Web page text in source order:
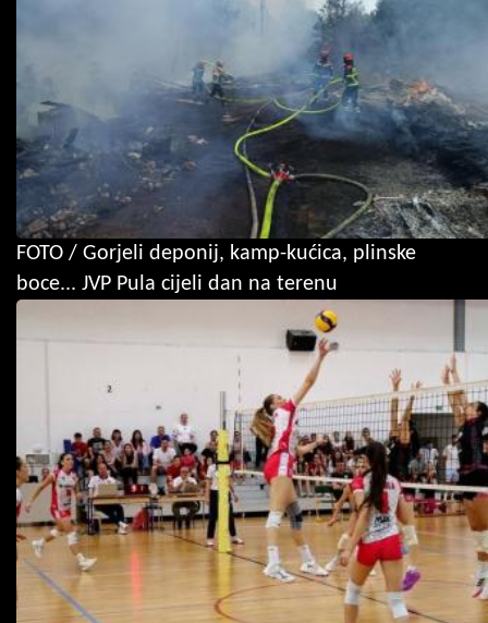
FOTO / Gorjeli deponij, kamp-kućica, plinske
boce... JVP Pula cijeli dan na terenu